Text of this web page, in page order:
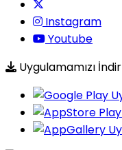
Instagram
Youtube
Uygulamamızı İndir